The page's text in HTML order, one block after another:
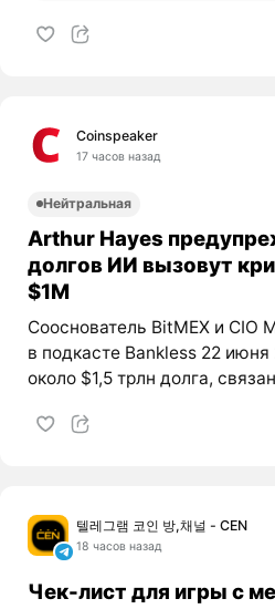
Coinspeaker
17 часов назад
Нейтральная
Arthur Hayes
долгов ИИ вызовут
$1M
Сооснователь BitMEX и CIO
в подкасте Bankless 22 июня
около $1,5 трлн долга,
텔레그램 코인 방,채널 - CEN
18 часов назад
Чек-лист для игры с